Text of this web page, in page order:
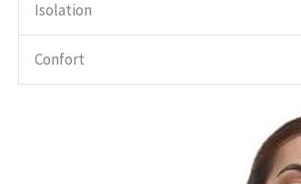
Isolation
Confort